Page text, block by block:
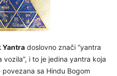
Yantra doslovno znači “yantra
i to je jedina yantra koja
sa Hindu Bogom